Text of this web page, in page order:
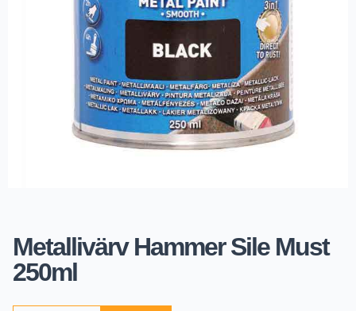
Metallivärv Hammer Sile Must
250ml